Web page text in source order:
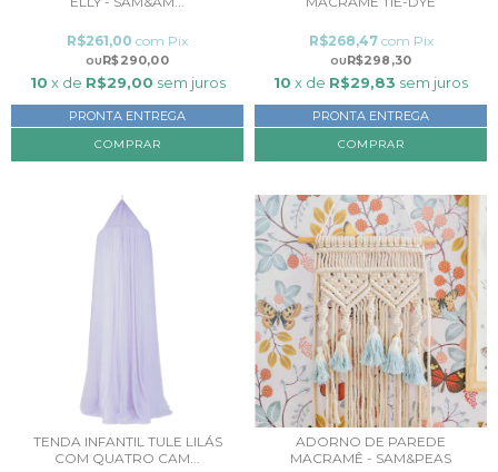
R$290,00
R$261,00 com Pix
10 x de R$29,00 sem juros
PRONTA ENTREGA
R$298,30
R$268,47 com Pix
10 x de R$29,83 sem juros
PRONTA ENTREGA
TENDA INFANTIL TULE LILÁS
COM QUATRO CAM...
ADORNO DE PAREDE
MACRAMÊ - SAM&PEAS